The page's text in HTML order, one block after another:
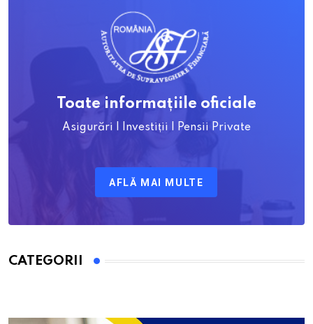
Toate informațiile oficiale
Asigurări | Investiții | Pensii Private
AFLĂ MAI MULTE
CATEGORII